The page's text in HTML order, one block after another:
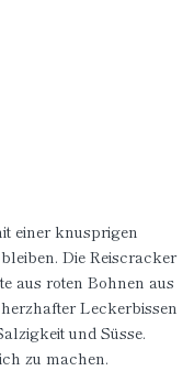
einer knusprigen
Die Reiscracker
aus roten Bohnen aus
Leckerbissen
und Süsse.
zu machen.